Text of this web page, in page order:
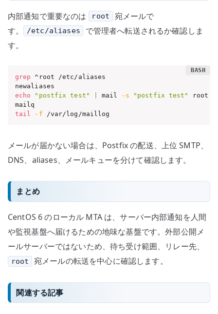
内部通知で重要なのは root
宛メールで
す。
/etc/aliases
で管理者へ転送されるか確認しま
す。
grep ^root /etc/aliases
echo
"postfix test" mail -s "postfix test"
root
tail
-f /var/log/maillog
メールが届かない場合は、Postfix の配送、上位 SMTP、
DNS、aliases、メールキューを分けて確認します。
まとめ
CentOS 6 のローカル MTA は、サーバー内部通知を人間
や監視基盤へ届けるための地味な基盤です。外部公開メ
ールサーバーではないため、待ち受け範囲、リレー先、
root 宛メールの転送を中心に確認します。
関連する記事